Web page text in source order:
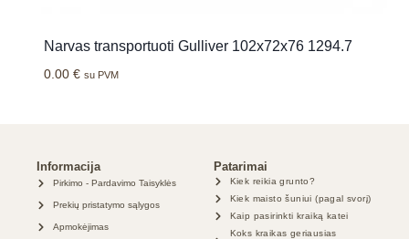
Narvas transportuoti Gulliver 102x72x76 1294.7
0.00 € su PVM
Informacija
Pirkimo - Pardavimo Taisyklės
Prekių pristatymo sąlygos
Apmokėjimas
Patarimai
Kiek reikia grunto?
Kiek maisto šuniui (pagal svorį)
Kaip pasirinkti kraiką katei
Koks kraikas geriausias